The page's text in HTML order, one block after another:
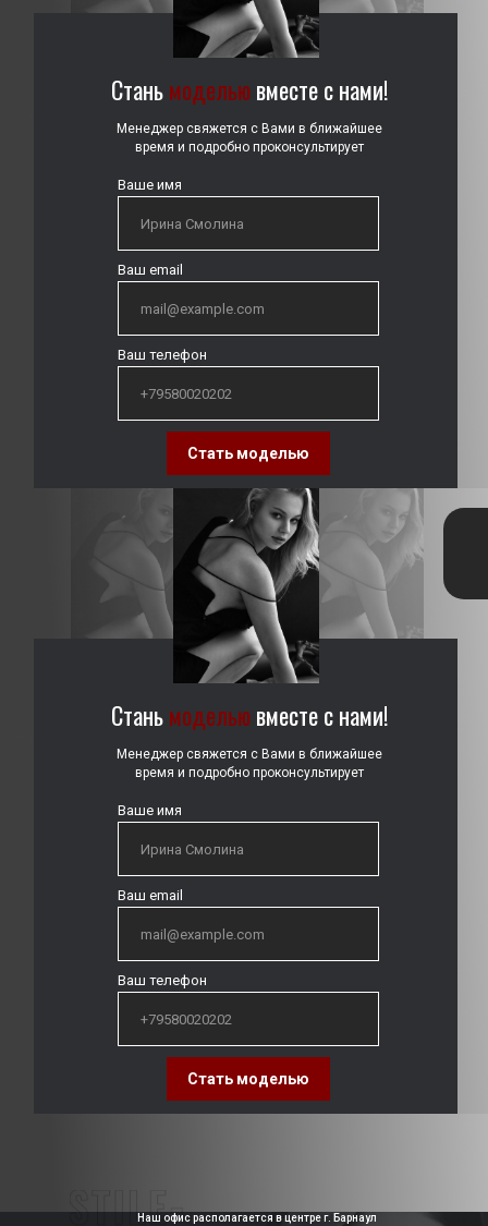
Менеджер свяжется с Вами в ближайшее
время и подробно проконсультирует
Станьмодельювместе с нами!
Ваше имя
Ваш email
Ваш телефон
Стать моделью
Менеджер свяжется с Вами в ближайшее
время и подробно проконсультирует
Станьмодельювместе с нами!
Ваше имя
Ваш email
Ваш телефон
Стать моделью
Наш офис располагается в центре г. Барнаул